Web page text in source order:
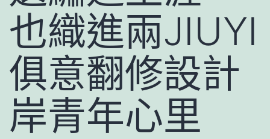
也織進兩JIUYI
俱意翻修設計
岸青年心里